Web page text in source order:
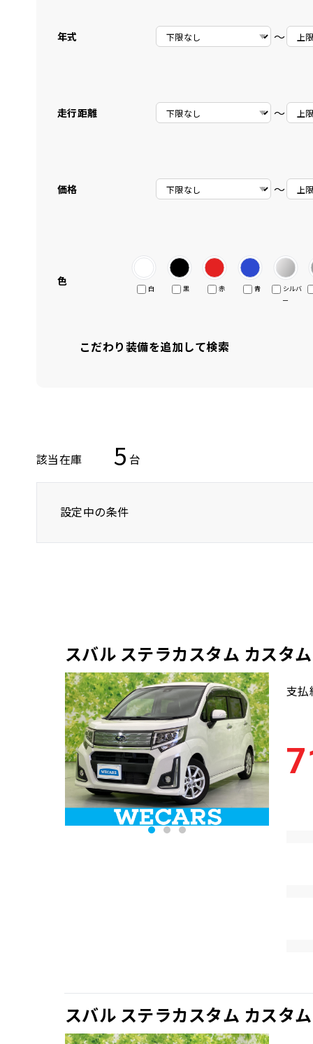
年式 〜
走行距離 〜
価格 〜
色
白 黒 赤 青
シルバ
ー
こだわり装備を追加して検索
該当在庫 5 台
設定中の条件
スバル ステラカスタム カスタ
支払
スバル ステラカスタム カスタ